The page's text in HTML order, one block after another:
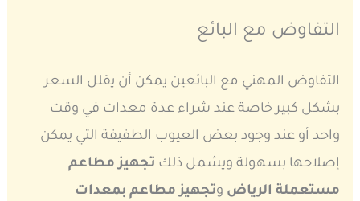
التفاوض مع البائع
التفاوض المهني مع البائعين يمكن أن يقلل السعر
بشكل كبير خاصة عند شراء عدة معدات في وقت
واحد أو عند وجود بعض العيوب الطفيفة التي يمكن
إصلاحها بسهولة ويشمل ذلك تجهيز مطاعم
مستعملة الرياض وتجهيز مطاعم بمعدات